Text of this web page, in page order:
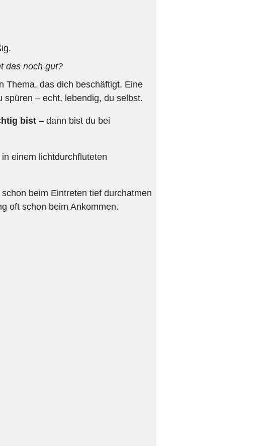
das noch gut?
Thema, das dich beschäftigt. Eine
– echt, lebendig, du selbst.
bist – dann bist du bei
in einem lichtdurchfluteten
schon beim Eintreten tief durchatmen
oft schon beim Ankommen.